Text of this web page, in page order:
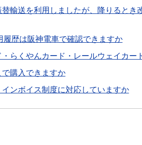
替輸送を利用しましたが、降りると
履歴は阪神電車で確認できますか
らくやんカード・レールウェイカ
で購入できますか
インボイス制度に対応していますか